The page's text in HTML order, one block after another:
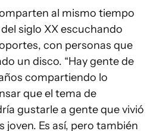
al mismo tiempo
siglo XX escuchando
con personas que
un disco. “Hay gente de
compartiendo lo
que el tema de
gustarle a gente que vivió
joven. Es así, pero también